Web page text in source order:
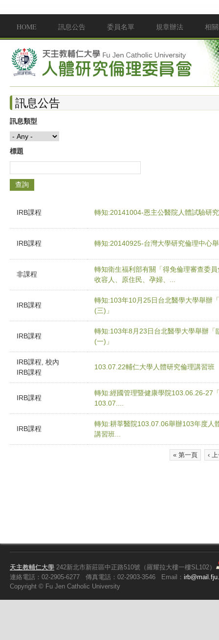
Main menu
HOME 訊息公告 委員名單 規章辦法 相
訊息公告
訊息類型
標題
IRB課程 轉知:20141004-恩主公醫院人體試驗研
IRB課程 轉知:20140925-台灣大學研究倫理中心
非課程
轉知衛生福利部有關「得免倫理審查委
收容人、原住民、孕婦、...
IRB課程
轉知:103年10月25日台北醫學大學舉辦
(三)」
IRB課程
轉知:103年8月23日台北醫學大學舉辦
(一)」
IRB課程, 校內
IRB課程
103.07.22輔仁大學人體研究倫理講習班
IRB課程
轉知:經國管理暨健康學院103.06.26-27
103.07....
IRB課程
轉知:耕莘醫院103.07.06舉辦103年度人
講習班...
« 第一頁 ‹
天主教輔仁大學 242新北市新莊區中正路510號（羅耀拉大樓一樓SL102）
連絡電話：02-2905-6277
傳真電話：02-2903-3546 Email：
Copyright © Fu Jen Catholic University